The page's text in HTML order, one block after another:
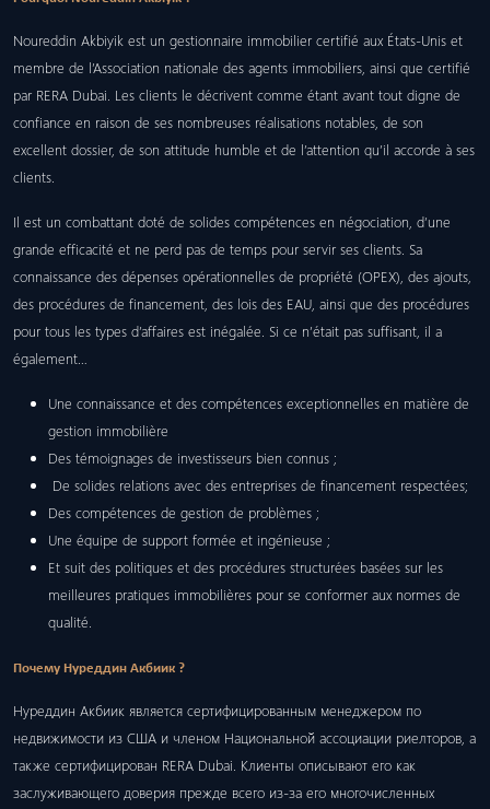
Noureddin Akbiyik est un gestionnaire immobilier certifié aux États-Unis et
membre de l’Association nationale des agents immobiliers, ainsi que certifié
par RERA Dubai. Les clients le décrivent comme étant avant tout digne de
confiance en raison de ses nombreuses réalisations notables, de son
excellent dossier, de son attitude humble et de l’attention qu’il accorde à ses
clients.
Il est un combattant doté de solides compétences en négociation, d’une
grande efficacité et ne perd pas de temps pour servir ses clients. Sa
connaissance des dépenses opérationnelles de propriété (OPEX), des ajouts,
des procédures de financement, des lois des EAU, ainsi que des procédures
pour tous les types d’affaires est inégalée. Si ce n’était pas suffisant, il a
également…
Une connaissance et des compétences exceptionnelles en matière de
gestion immobilière
Des témoignages de investisseurs bien connus ;
De solides relations avec des entreprises de financement respectées;
Des compétences de gestion de problèmes ;
Une équipe de support formée et ingénieuse ;
Et suit des politiques et des procédures structurées basées sur les
meilleures pratiques immobilières pour se conformer aux normes de
qualité.
Почему Нуреддин Акбиик ?
Нуреддин Акбиик является сертифицированным менеджером по
недвижимости из США и членом Национальной ассоциации риелторов, а
также сертифицирован RERA Dubai. Клиенты описывают его как
заслуживающего доверия прежде всего из-за его многочисленных